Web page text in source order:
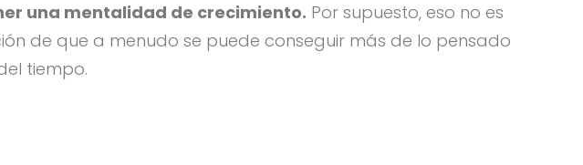
una mentalidad de crecimiento. Por supuesto, eso no es
de que a menudo se puede conseguir más de lo pensado
tiempo.